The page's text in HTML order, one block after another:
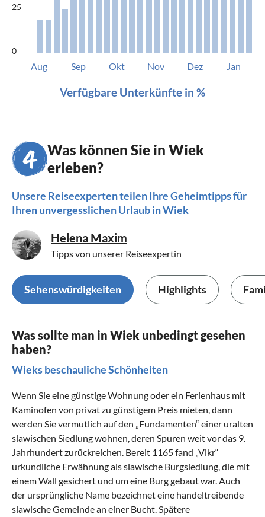
25
0
Aug Sep Okt Nov Dez Jan
Verfügbare Unterkünfte in %
Was können Sie in Wiek
erleben?
Unsere Reiseexperten teilen Ihre Geheimtipps für
Ihren unvergesslichen Urlaub in Wiek
Tipps von unserer Reiseexpertin
Helena Maxim
Sehenswürdigkeiten Highlights
Was sollte man in Wiek unbedingt gesehen
haben?
Wieks beschauliche Schönheiten
Wenn Sie eine günstige Wohnung oder ein Ferienhaus mit
Kaminofen von privat zu günstigem Preis mieten, dann
werden Sie vermutlich auf den „Fundamenten“ einer uralten
slawischen Siedlung wohnen, deren Spuren weit vor das 9.
Jahrhundert zurückreichen. Bereit 1165 fand „Vikr“
urkundliche Erwähnung als slawische Burgsiedlung, die mit
einem Wall gesichert und um eine Burg gebaut war. Auch
der ursprüngliche Name bezeichnet eine handeltreibende
slawische Gemeinde an einer Bucht. Spätere